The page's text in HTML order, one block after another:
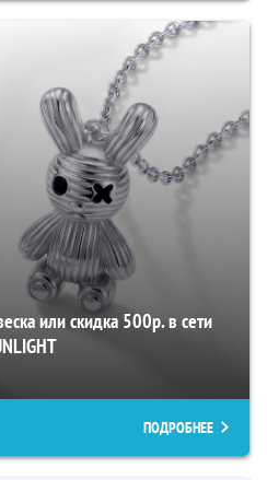
или скидка 500р. в сети
ПОДРОБНЕЕ